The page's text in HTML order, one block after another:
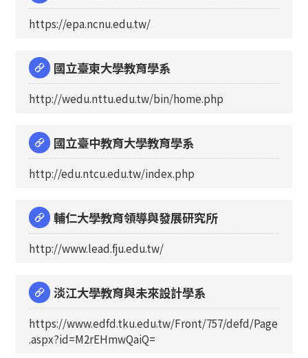
https://epa.ncnu.edu.tw/
國立臺東大學教育學系
http://wedu.nttu.edu.tw/bin/home.php
國立臺中教育大學教育學系
http://edu.ntcu.edu.tw/index.php
輔仁大學教育領導與發展研究所
http://www.lead.fju.edu.tw/
淡江大學教育與未來設計學系
https://www.edfd.tku.edu.tw/Front/757/defd/Page
.aspx?id=M2rEHmwQaiQ=